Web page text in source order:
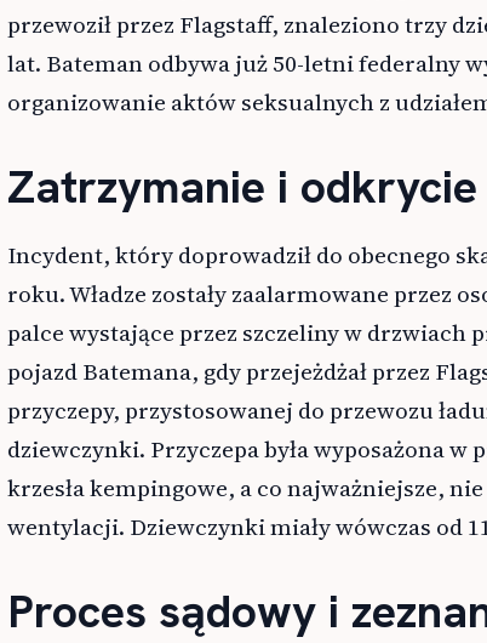
przewoził przez Flagstaff, znaleziono trzy
lat. Bateman odbywa już 50-letni federalny
organizowanie aktów seksualnych z
Zatrzymanie i odkrycie
Incydent, który doprowadził do obecnego
roku. Władze zostały zaalarmowane przez
palce wystające przez szczeliny w drzwiach
pojazd Batemana, gdy przejeżdżał przez
przyczepy, przystosowanej do przewozu
dziewczynki. Przyczepa była wyposażona
krzesła kempingowe, a co najważniejsze,
wentylacji. Dziewczynki miały wówczas od
Proces sądowy i